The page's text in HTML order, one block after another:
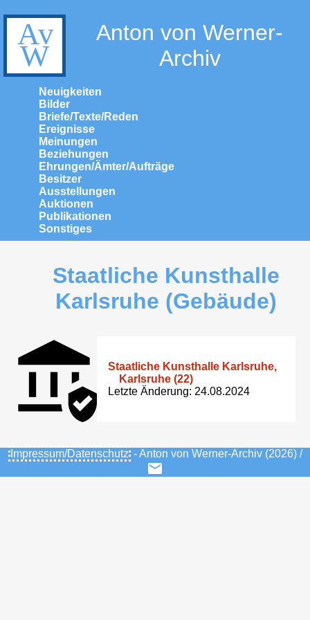
Anton von Werner-
Archiv
Neuigkeiten
Bilder
Briefe/Texte/Reden
Ereignisse
Meinungen
Beziehungen
Ehrungen/Ämter/Aufträge
Besitzer
Ausstellungen
Auktionen
Publikationen
Sonstiges
Staatliche Kunsthalle
Karlsruhe (Gebäude)
Staatliche Kunsthalle Karlsruhe,
Karlsruhe (22)
Letzte Änderung: 24.08.2024
Impressum/Datenschutz - Anton von Werner-Archiv (2026) /